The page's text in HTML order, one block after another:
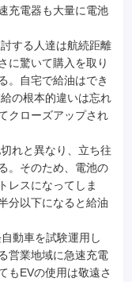
充電器も大量に電池
する人達は航続距離
に驚いて購入を取り
。自宅で給油はでき
の根本的違いは忘れ
クローズアップされ
れと異なり、立ち往
。そのため、電池の
レスになってしま
分以下になると給油
動車を試験運用し
営業地域に急速充電
もEVの使用は敬遠さ